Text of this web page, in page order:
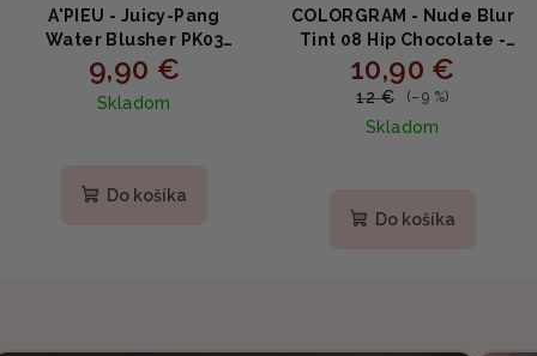
A'PIEU - Juicy-Pang
Water Blusher PK03
GUAVA PEARL - Tekutá
lícenka s ovocnými
extraktmi a jojobovým
9,90 €
Skladom
Do košíka
COLORGRAM - Nude Blur
Tint 08 Hip Chocolate -
Zamatový blur tint na
pery a líčka 5g
10,90 €
12 € (–9 %)
Skladom
Do košíka